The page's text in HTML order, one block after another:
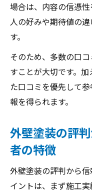
場合は、内容の信憑
人の好みや期待値の
す。
そのため、多数の口
すことが大切です。
た口コミを優先して
報を得られます。
外壁塗装の評
者の特徴
外壁塗装の評判から
イントは、まず施工